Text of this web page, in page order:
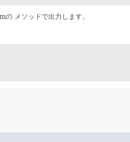
メソッドで出力します。